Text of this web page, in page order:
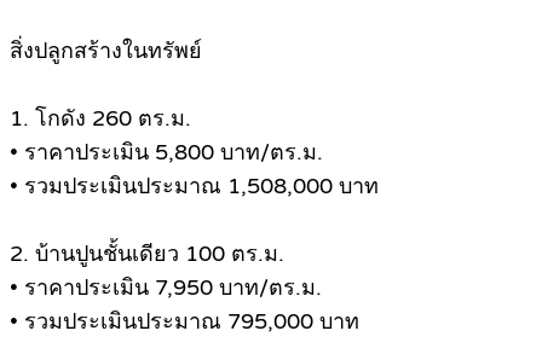
สิ่งปลูกสร้างในทรัพย์
1. โกดัง 260 ตร.ม.
• ราคาประเมิน 5,800 บาท/ตร.ม.
• รวมประเมินประมาณ 1,508,000 บาท
2. บ้านปูนชั้นเดียว 100 ตร.ม.
• ราคาประเมิน 7,950 บาท/ตร.ม.
• รวมประเมินประมาณ 795,000 บาท